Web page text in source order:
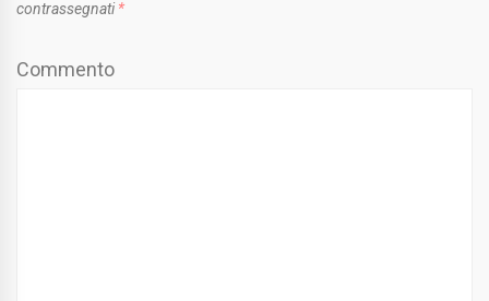
contrassegnati *
Commento